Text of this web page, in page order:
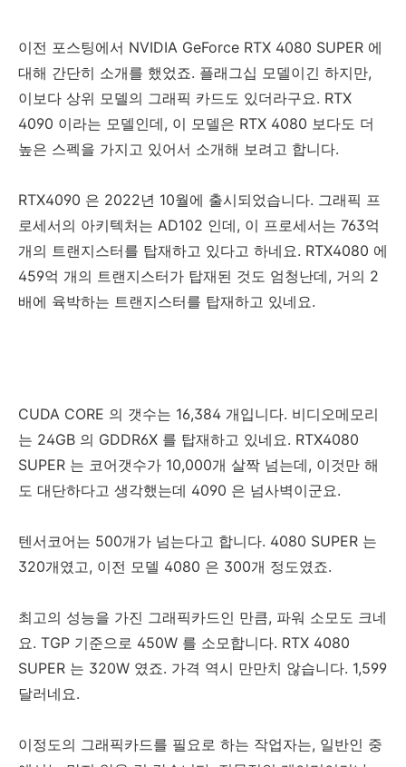
이전 포스팅에서 NVIDIA GeForce RTX 4080 SUPER 에
대해 간단히 소개를 했었죠. 플래그십 모델이긴 하지만,
이보다 상위 모델의 그래픽 카드도 있더라구요. RTX
4090 이라는 모델인데, 이 모델은 RTX 4080 보다도 더
높은 스펙을 가지고 있어서 소개해 보려고 합니다.
RTX4090 은 2022년 10월에 출시되었습니다. 그래픽 프
로세서의 아키텍처는 AD102 인데, 이 프로세서는 763억
개의 트랜지스터를 탑재하고 있다고 하네요. RTX4080 에
459억 개의 트랜지스터가 탑재된 것도 엄청난데, 거의 2
배에 육박하는 트랜지스터를 탑재하고 있네요.
CUDA CORE 의 갯수는 16,384 개입니다. 비디오메모리
는 24GB 의 GDDR6X 를 탑재하고 있네요. RTX4080
SUPER 는 코어갯수가 10,000개 살짝 넘는데, 이것만 해
도 대단하다고 생각했는데 4090 은 넘사벽이군요.
텐서코어는 500개가 넘는다고 합니다. 4080 SUPER 는
320개였고, 이전 모델 4080 은 300개 정도였죠.
최고의 성능을 가진 그래픽카드인 만큼, 파워 소모도 크네
요. TGP 기준으로 450W 를 소모합니다. RTX 4080
SUPER 는 320W 였죠. 가격 역시 만만치 않습니다. 1,599
달러네요.
이정도의 그래픽카드를 필요로 하는 작업자는, 일반인 중